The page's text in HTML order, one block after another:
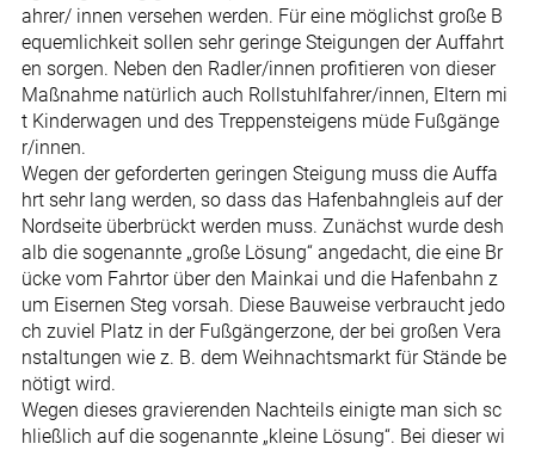
ahrer/ innen versehen werden. Für eine möglichst große B
equemlichkeit sollen sehr geringe Steigungen der Auffahrt
en sorgen. Neben den Radler/innen profitieren von dieser
Maßnahme natürlich auch Rollstuhlfahrer/innen, Eltern mi
t Kinderwagen und des Treppensteigens müde Fußgänge
r/innen.
Wegen der geforderten geringen Steigung muss die Auffa
hrt sehr lang werden, so dass das Hafenbahngleis auf der
Nordseite überbrückt werden muss. Zunächst wurde desh
alb die sogenannte „große Lösung“ angedacht, die eine Br
ücke vom Fahrtor über den Mainkai und die Hafenbahn z
um Eisernen Steg vorsah. Diese Bauweise verbraucht jedo
ch zuviel Platz in der Fußgängerzone, der bei großen Vera
nstaltungen wie z. B. dem Weihnachtsmarkt für Stände be
nötigt wird.
Wegen dieses gravierenden Nachteils einigte man sich sc
hließlich auf die sogenannte „kleine Lösung“. Bei dieser wi